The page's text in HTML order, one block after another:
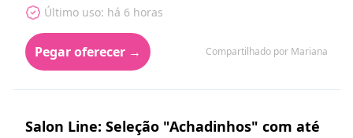
Último uso: há 6 horas
Pegar oferecer → Compartilhado por Mariana
Salon Line: Seleção "Achadinhos" com até